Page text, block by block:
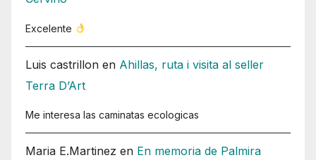
Excelente
Luis castrillon en Ahillas, ruta i visita al seller
Terra D’Art
Me interesa las caminatas ecologicas
Maria E.Martinez en En memoria de Palmira